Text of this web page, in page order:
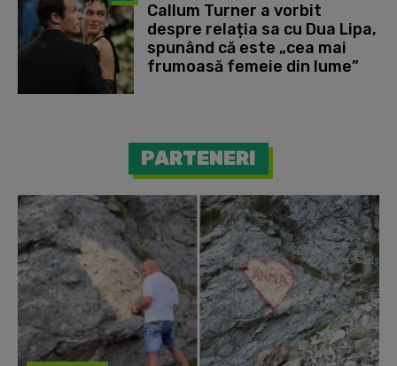
Callum Turner a vorbit
despre relația sa cu Dua Lipa,
spunând că este „cea mai
frumoasă femeie din lume”
PARTENERI